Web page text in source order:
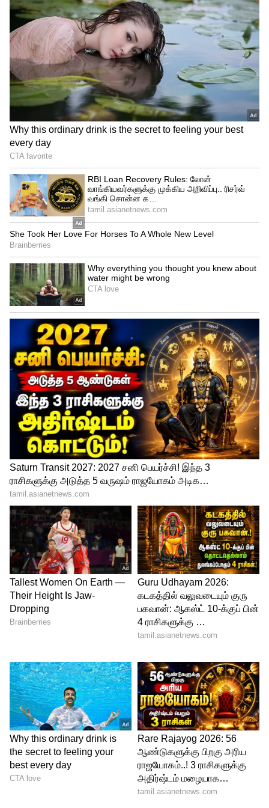
3
6
Image Credit : Asianet News
தொடு ஒவ்வாமை ஏற்படலாம்
தங்க நகைகள் நீண்ட நேரம் தோலுடன்
தொடர்பில் இருந்தால் சிலருக்கு contact
dermatitis எனப்படும் தொடு ஒவ்வாமை
ஏற்படலாம். இதன் அறிகுறிகளாக தோல்
சிவத்தல், அரிப்பு, எரிச்சல், வீக்கம், சிறிய
கொப்புளங்கள் மற்றும் தோல் உலர்தல்
போன்றவை காணப்படலாம். குறிப்பாக
காதணி, மோதிரம், சங்கிலி, வளையல்
போன்றவை அணியும் இடங்களில் இந்த
பாதிப்பு அதிகமாக தெரியும்.
4
6
மருத்துவ ஆய்வுகளின்படி எல்லோருக்கும்
தங்க நகைகள் ஒவ்வாமையை ஏற்படுத்தும்
என்பது தவறான நம்பிக்கை. சிலருக்கு
மட்டும் உடல் தன்மையின் காரணமாக
பிரச்சினை உருவாகிறது. குறிப்பாக நிக்கல்
ஒவ்வாமை ஏற்கனவே உள்ளவர்களுக்கு
இந்த பாதிப்பு அதிகமாக இருக்கும். மிகச்